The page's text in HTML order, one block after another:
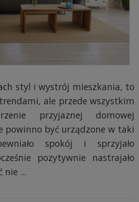
styl i wystrój mieszkania, to
ale przede wszystkim
przyjaznej domowej
powinno być urządzone w taki
spokój i sprzyjało
pozytywnie nastrajało
nie ...